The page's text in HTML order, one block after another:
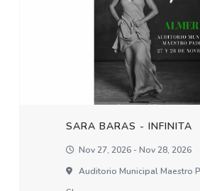
SARA BARAS - INFINITA
Nov 27, 2026 - Nov 28, 2026
Auditorio Municipal Maestro